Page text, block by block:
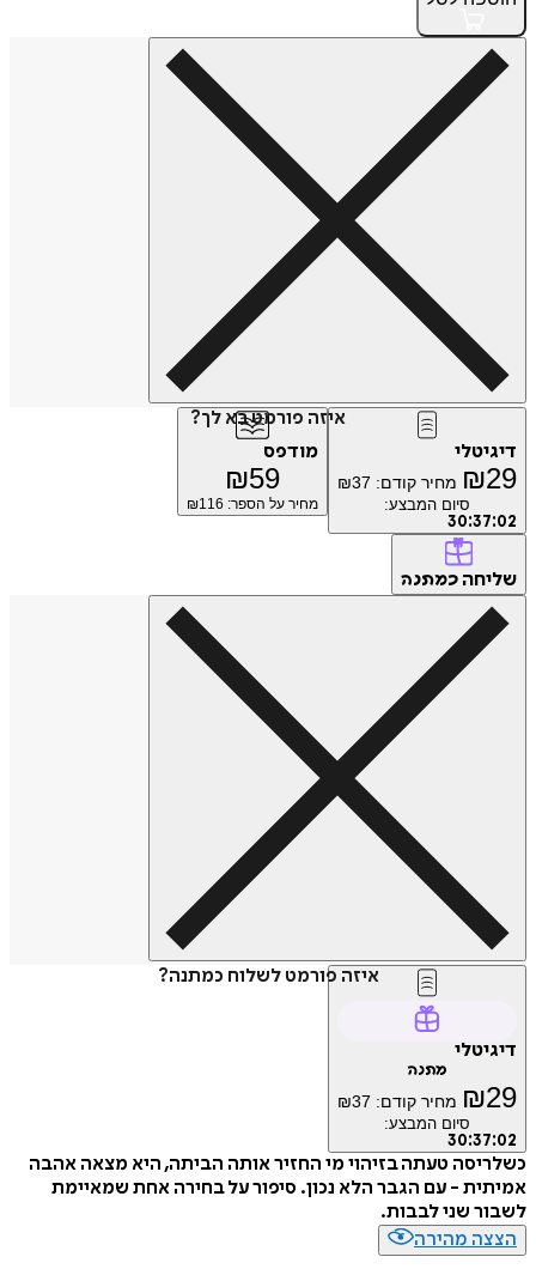
איזה פורמט בא לך?
₪ מחיר קודם: ₪37
סיום המבצע:
30
מודפס
₪
מחיר על הספר: ₪116
כמתנה
איזה פורמט לשלוח כמתנה?
₪ מחיר קודם: ₪37
סיום המבצע:
30
טעתה בזיהוי מי החזיר אותה הביתה, היא מצאה אהבה
- עם הגבר הלא נכון. סיפור על בחירה אחת שמאיימת
שני לבבות.
מהירה